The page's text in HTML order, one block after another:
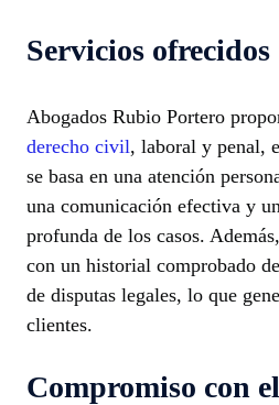
Servicios ofrecidos
Abogados Rubio Portero
derecho civil, laboral y penal,
se basa en una atención
una comunicación efectiva y
profunda de los casos.
con un historial comprobado
de disputas legales, lo que
clientes.
Compromiso con